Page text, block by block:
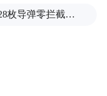
民进党将无所
28枚导弹零拦截！基辅防空失灵，西方靠不住了